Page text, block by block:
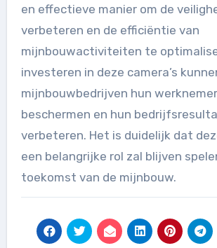
en effectieve manier om de
verbeteren en de efficiëntie van
mijnbouwactiviteiten te
investeren in deze camera’s
mijnbouwbedrijven hun
beschermen en hun
verbeteren. Het is duidelijk dat
een belangrijke rol zal blijven
toekomst van de mijnbouw.